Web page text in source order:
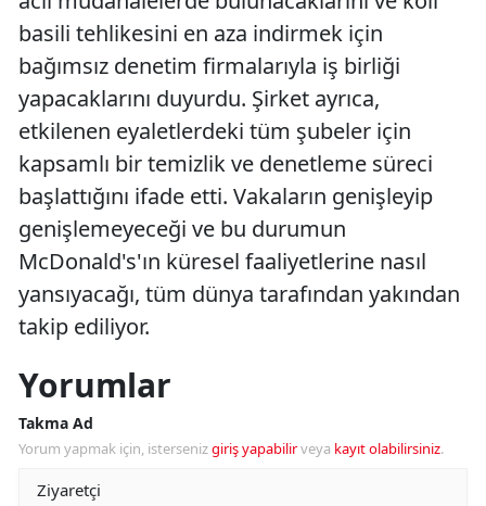
basili tehlikesini en aza indirmek için
bağımsız denetim firmalarıyla iş birliği
yapacaklarını duyurdu. Şirket ayrıca,
etkilenen eyaletlerdeki tüm şubeler için
kapsamlı bir temizlik ve denetleme süreci
başlattığını ifade etti. Vakaların genişleyip
genişlemeyeceği ve bu durumun
McDonald's'ın küresel faaliyetlerine nasıl
yansıyacağı, tüm dünya tarafından yakından
takip ediliyor.
Yorumlar
Takma Ad
Yorum yapmak için, istersenizgiriş yapabilirveya kayıt olabilirsiniz.